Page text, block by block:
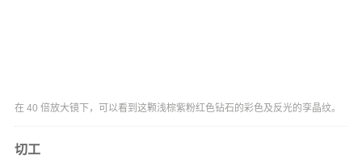
在 40 倍放大镜下，可以看到这颗浅棕紫粉红色钻石的彩色及反光的孪晶纹。
切工